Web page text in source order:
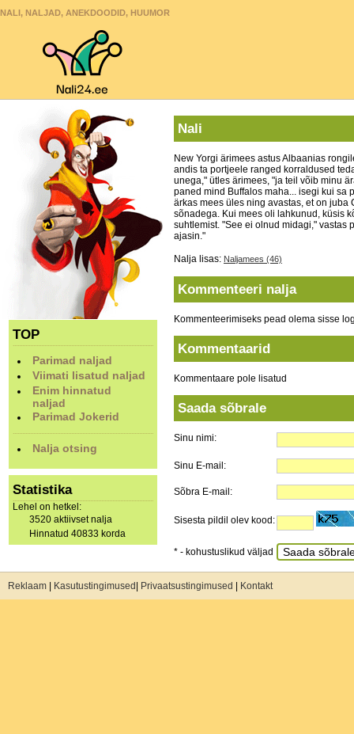
NALI, NALJAD, ANEKDOODID, HUUMOR
TOP
Parimad naljad
Viimati lisatud naljad
Enim hinnatud
naljad
Parimad Jokerid
Nalja otsing
Statistika
Lehel on hetkel:
3520 aktiivset nalja
Hinnatud 40833 korda
Nali
New Yorgi ärimees astus Albaanias
andis ta portjeele ranged korraldused
unega," ütles ärimees, "ja teil võib minu
paned mind Buffalos maha... isegi kui sa
ärkas mees üles ning avastas, et on
sõnadega. Kui mees oli lahkunud, küsis
suhtlemist. "See ei olnud midagi," vastas
ajasin."
Nalja lisas: Naljamees (46)
Kommenteeri nalja
Kommenteerimiseks pead olema sisse
Kommentaarid
Kommentaare pole lisatud
Saada sõbrale
Sinu nimi:
Sinu E-mail:
Sõbra E-mail:
Sisesta pildil olev kood:
* - kohustuslikud väljad
Reklaam Kasutustingimused Privaatsustingimused Kontakt